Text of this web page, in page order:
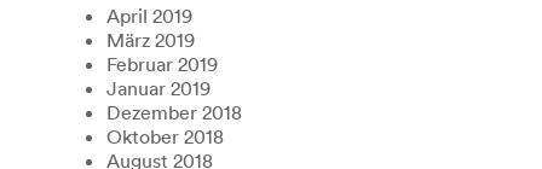
April 2019
März 2019
Februar 2019
Januar 2019
Dezember 2018
Oktober 2018
August 2018